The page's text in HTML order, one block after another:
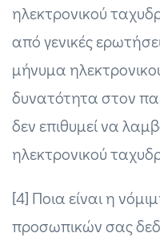
ηλεκτρονικού
από γενικές
μήνυμα
δυνατότητα στον
δεν επιθυμεί να
ηλεκτρονικού
[4] Ποια είναι η
προσωπικών σας